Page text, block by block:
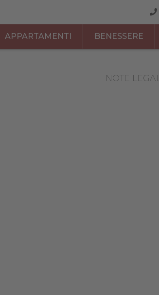
APPARTAMENTI BENESSERE
NOTE